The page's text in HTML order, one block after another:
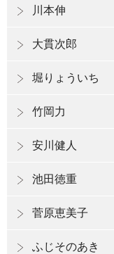
川本伸
大貫次郎
堀りょういち
竹岡力
安川健人
池田徳重
菅原恵美子
ふじそのあき